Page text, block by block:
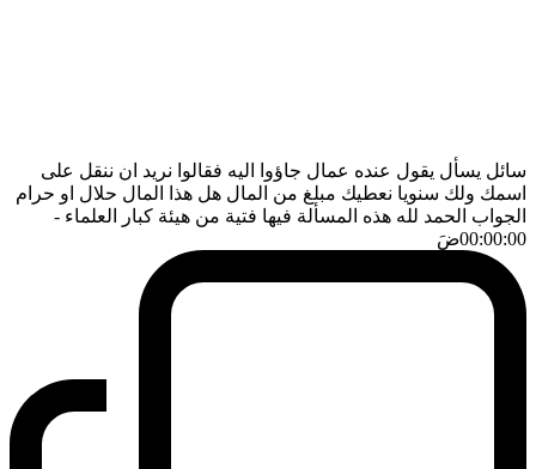
سائل يسأل يقول عنده عمال جاؤوا اليه فقالوا نريد ان ننقل على
اسمك ولك سنويا نعطيك مبلغ من المال هل هذا المال حلال او حرام
الجواب الحمد لله هذه المسألة فيها فتية من هيئة كبار العلماء -
00:00:00ضَ